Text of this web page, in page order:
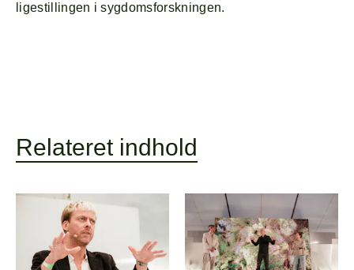
ligestillingen i sygdomsforskningen.
Relateret indhold